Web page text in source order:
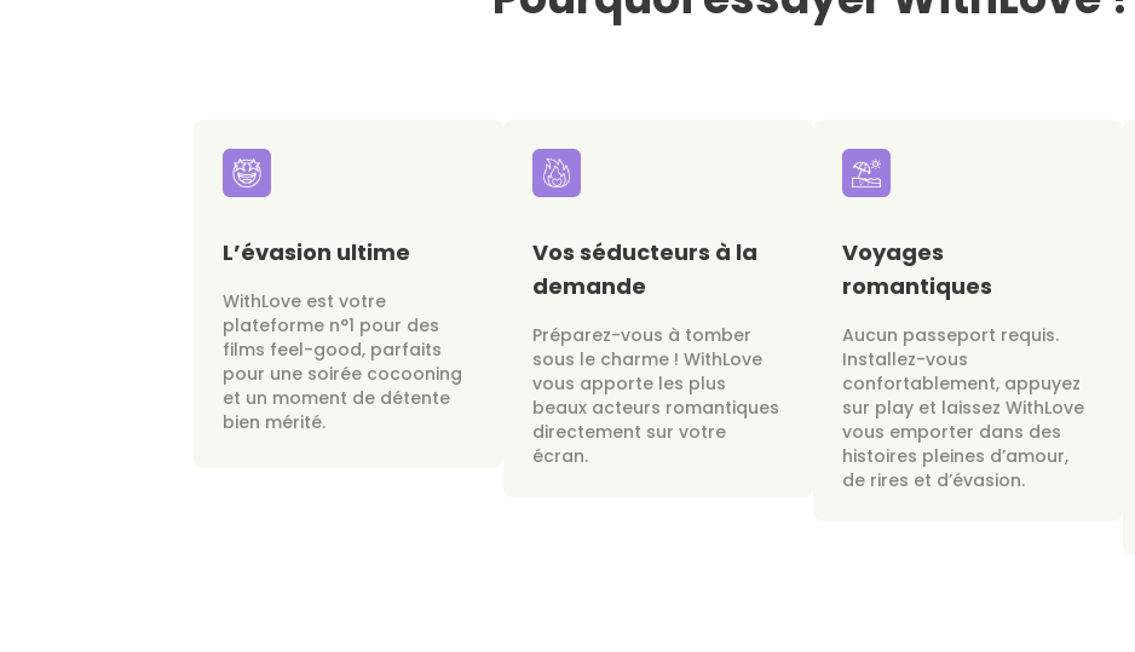
L’évasion ultime
WithLove est votre
plateforme n°1 pour des
films feel-good, parfaits
pour une soirée cocooning
et un moment de détente
bien mérité.
Vos séducteurs à la
demande
Préparez-vous à tomber
sous le charme ! WithLove
vous apporte les plus
beaux acteurs romantiques
directement sur votre
écran.
Voyages
romantiques
Aucun passeport requis.
Installez-vous
confortablement, appuyez
sur play et laissez WithLove
vous emporter dans des
histoires pleines d’amour,
de rires et d’évasion.